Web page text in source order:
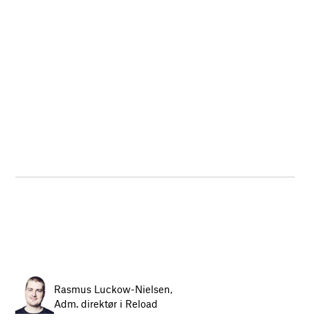
Rasmus Luckow-Nielsen,
Adm. direktør i Reload